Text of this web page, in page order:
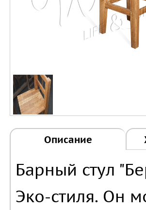
Описание
Барный стул
Эко-стиля. Он